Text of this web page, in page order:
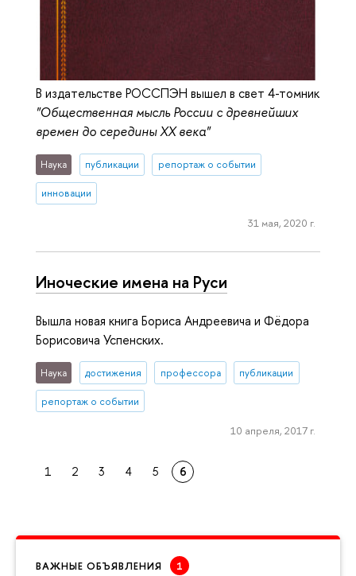
ВАЖНЫЕ ОБЪЯВЛЕНИЯ
В издательстве РОССПЭН вышел в свет 4-томник
"Общественная мысль России с древнейших
времен до середины ХХ века"
Наука публикации репортаж о событии
инновации
31 мая, 2020 г.
Иноческие имена на Руси
Вышла новая книга Бориса Андреевича и Фёдора
Борисовича Успенских.
Наука достижения профессора публикации
репортаж о событии
10 апреля, 2017 г.
1 2 3 4 5 6